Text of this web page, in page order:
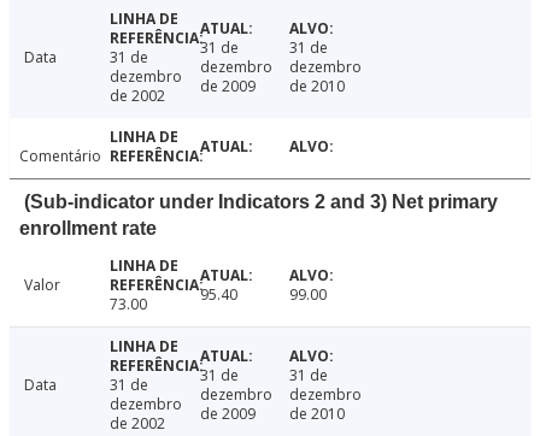
Data
31 de
dezembro
de 2002
31 de
dezembro
de 2009
31 de
dezembro
de 2010
Comentário
(Sub-indicator under Indicators 2 and 3) Net primary
enrollment rate
Valor
73.00
95.40 99.00
Data
31 de
dezembro
de 2002
31 de
dezembro
de 2009
31 de
dezembro
de 2010